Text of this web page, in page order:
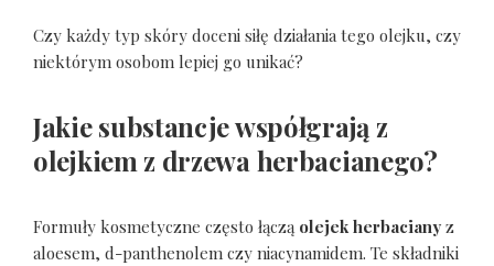
Czy każdy typ skóry doceni siłę działania tego olejku, czy
niektórym osobom lepiej go unikać?
Jakie substancje współgrają z
olejkiem z drzewa herbacianego?
Formuły kosmetyczne często łączą olejek herbaciany z
aloesem, d-panthenolem czy niacynamidem. Te składniki